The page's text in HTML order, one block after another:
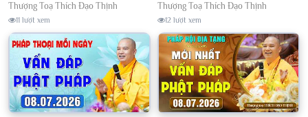
Thượng Toạ Thích Đạo Thịnh
11 lượt xem
Thượng Toạ Thích Đạo Thịnh
12 lượt xem